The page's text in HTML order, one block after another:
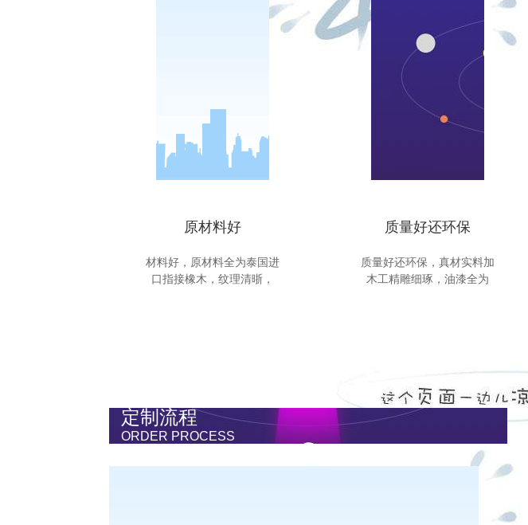
原材料好
材料好，原材料全为泰国进
口指接橡木，纹理清晣，
质量好还环保
质量好还环保，真材实料加
木工精雕细琢，油漆全为
定制流程
ORDER PROCESS